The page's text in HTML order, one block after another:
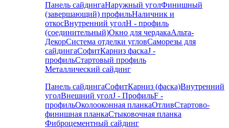
Панель сайдингаНаружный уголФинишный
(завершающий) профильНаличник и
откосВнутренний уголH - профиль
(соединительный)Окно для чердакаАльта-
ДекорСистема отделки угловСаморезы для
сайдингаСофитКарниз фаскаJ -
профильСтартовый профиль
Металлический сайдинг
Панель сайдингаСофитКарниз (фаска)Внутренний
уголВнешний уголJ - ПрофильF -
профильОколооконная планкаОтливСтартово-
финишная планкаСтыковочная планка
Фиброцементный сайдинг